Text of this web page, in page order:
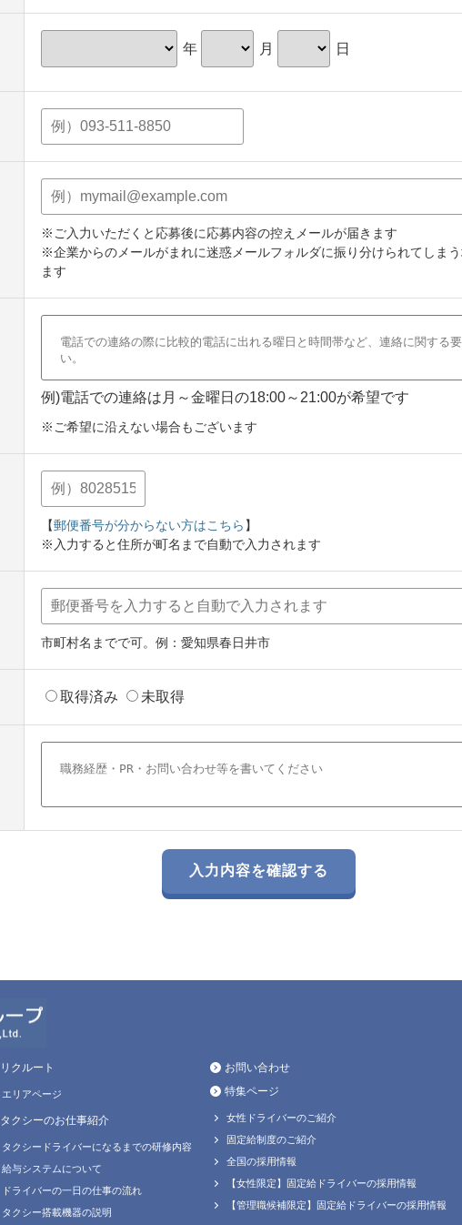
年 月 日
※ご入力いただくと応募後に応募内容の控えメールが届きます
※企業からのメールがまれに迷惑メールフォルダに振り分けられてしま
ます
例)電話での連絡は月～金曜日の18:00～21:00が希望です
※ご希望に沿えない場合もございます
【郵便番号が分からない方はこちら 】
※入力すると住所が町名まで自動で入力されます
市町村名までで可。例：愛知県春日井市
取得済み 未取得
リクルート
エリアページ
タクシーのお仕事紹介
タクシードライバーになるまでの研修内容
給与システムについて
ドライバーの一日の仕事の流れ
タクシー搭載機器の説明
お問い合わせ
特集ページ
女性ドライバーのご紹介
固定給制度のご紹介
全国の採用情報
【女性限定】固定給ドライバーの採用情報
【管理職候補限定】固定給ドライバーの採用情報